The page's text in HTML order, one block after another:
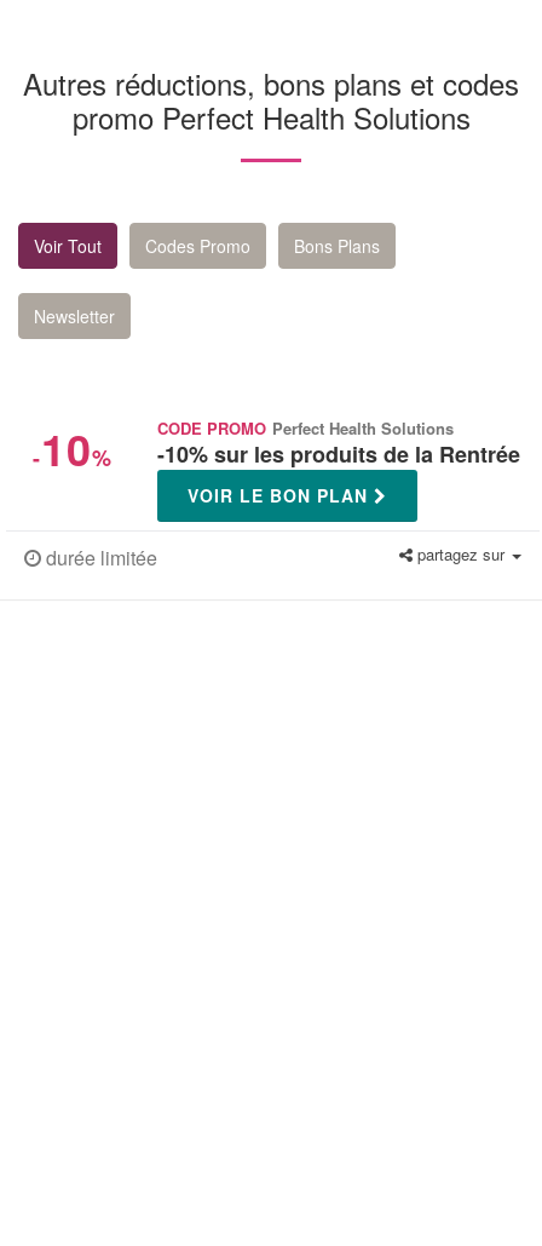
Autres réductions, bons plans et codes
promo Perfect Health Solutions
Voir Tout Codes Promo Bons Plans
Newsletter
-10%
CODE PROMO Perfect Health Solutions
-10% sur les produits de la Rentrée
VOIR LE BON PLAN
durée limitée partagez sur